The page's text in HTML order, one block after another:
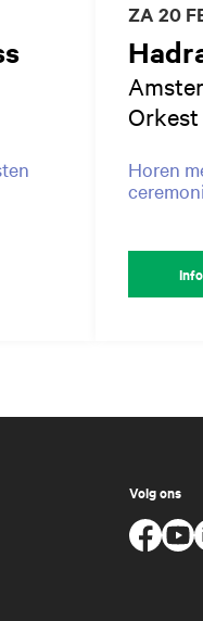
Orkest
Horen
ZA 20
Volg ons